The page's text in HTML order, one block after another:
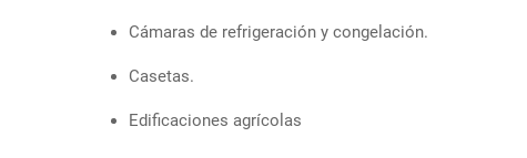
Cámaras de refrigeración y congelación.
Casetas.
Edificaciones agrícolas